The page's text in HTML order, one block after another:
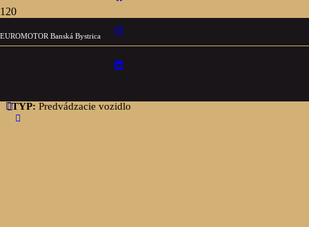
EUROMOTOR Banská Bystrica
Dacia Jogger
TYP: Predvádzacie vozidlo